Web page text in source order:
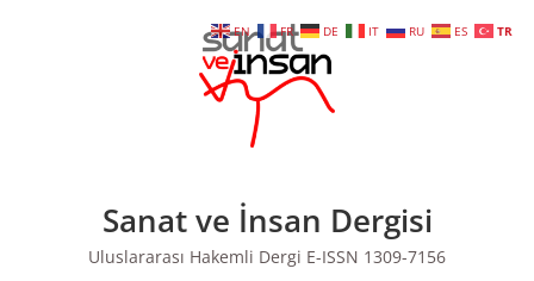
Sanat ve İnsan Dergisi
Uluslararası Hakemli Dergi E-ISSN 1309-7156
EN FR DE IT RU ES TR